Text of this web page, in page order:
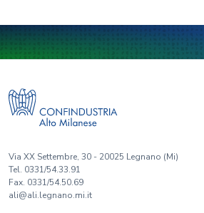
Via XX Settembre, 30 - 20025 Legnano (Mi)
Tel. 0331/54.33.91
Fax. 0331/54.50.69
ali@ali.legnano.mi.it